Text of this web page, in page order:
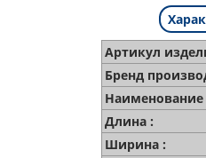
Артикул
Бренд
Наименование
Длина :
Ширина :